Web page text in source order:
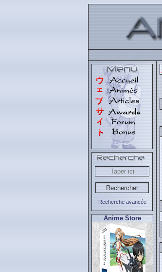
Recherche avancée
Anime Store